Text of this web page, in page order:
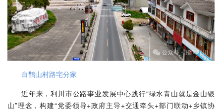
白鹊山村路宅分家
近年来，利川市公路事业发展中心践行“绿水青山就是金山银
山”理念，构建“党委领导+政府主导+交通牵头+部门联动+乡镇协